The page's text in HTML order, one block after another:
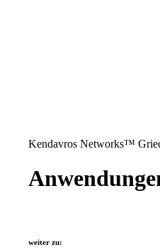
Kendavros Networks™
weiter zu: